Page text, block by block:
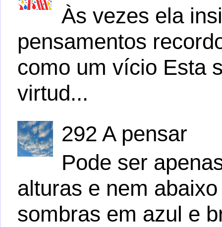
Às vezes ela
pensamentos
como um vício Esta
virtud...
292 A pensar
Pode ser
alturas e nem
sombras em azul e